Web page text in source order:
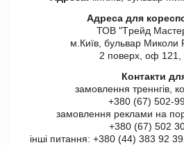
Адреса для
ТОВ "Tрейд
м.Київ, бульвар Миколи
2 поверх, оф 121,
Контакти
замовлення треннгів,
+380 (67) 502-
замовлення реклами на
+380 (67) 502
інші питання: +380 (44) 383 92